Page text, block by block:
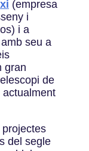
(empresa
i
i a
seu a
gran
de
actualment
projectes
del segle